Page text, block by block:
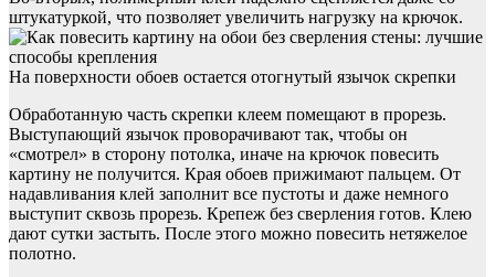
штукатуркой, что позволяет увеличить нагрузку на крючок.
На поверхности обоев остается отогнутый язычок скрепки
Обработанную часть скрепки клеем помещают в прорезь.
Выступающий язычок проворачивают так, чтобы он
«смотрел» в сторону потолка, иначе на крючок повесить
картину не получится. Края обоев прижимают пальцем. От
надавливания клей заполнит все пустоты и даже немного
выступит сквозь прорезь. Крепеж без сверления готов. Клею
дают сутки застыть. После этого можно повесить нетяжелое
полотно.